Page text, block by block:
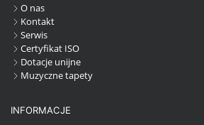
O nas
Kontakt
Serwis
Certyfikat ISO
Dotacje unijne
Muzyczne tapety
INFORMACJE